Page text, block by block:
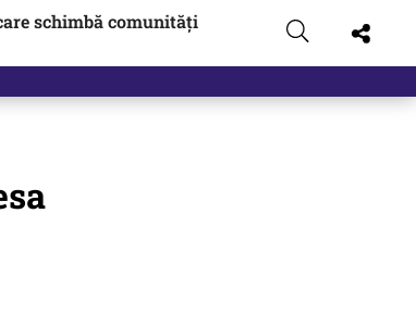
schimbă comunități